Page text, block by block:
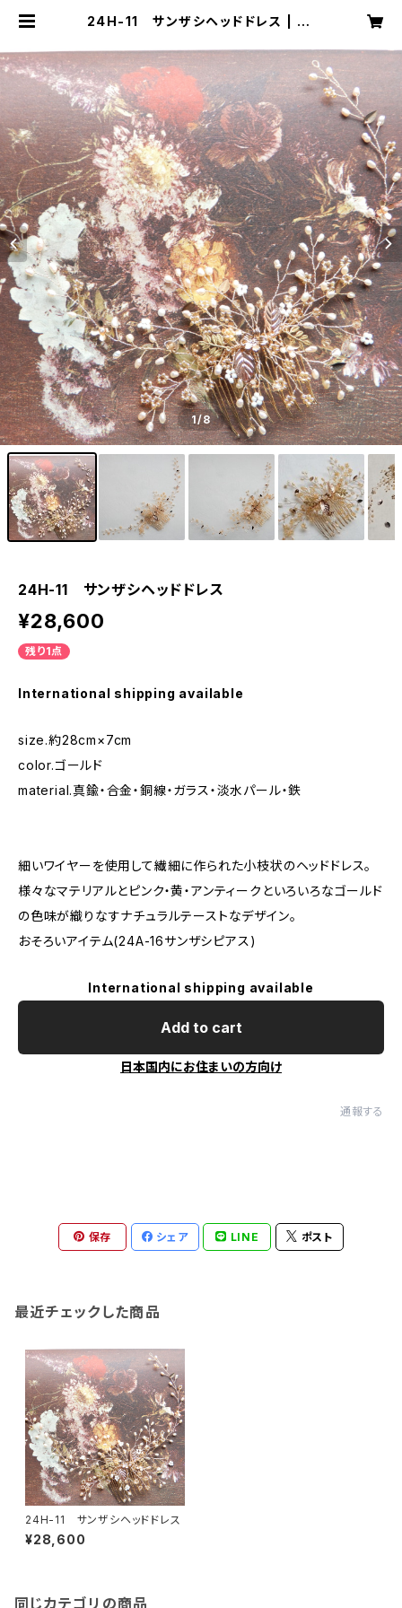
24H-11 サンザシヘッドドレス | mi
1/8
24H-11 サンザシヘッドドレス
¥28,600
残り1点
International shipping available
size.約28cm×7cm
color.ゴールド
material.真鍮・合金・銅線・ガラス・淡水パール・鉄
細いワイヤーを使用して繊細に作られた小枝状のヘッドドレス。
様々なマテリアルとピンク・黄・アンティークといろいろなゴールド
の色味が織りなすナチュラルテーストなデザイン。
おそろいアイテム(24A-16サンザシピアス)
International shipping available
Add to cart
日本国内にお住まいの方向け
通報する
保存 シェア LINE ポスト
最近チェックした商品
24H-11 サンザシヘッドドレス
¥28,600
同じカテゴリの商品